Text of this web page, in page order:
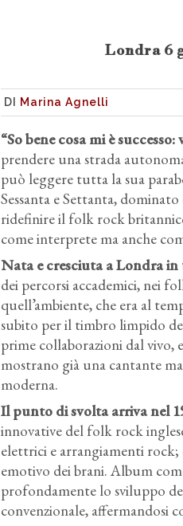
Londra 6
DI Marina Agnelli
“So bene cosa mi è
prendere una strada
può leggere tutta la sua
Sessanta e Settanta,
ridefinire il folk rock
come interprete ma anche
Nata e cresciuta a Londra
dei percorsi accademici, nei
quell’ambiente, che era al
subito per il timbro limpido
prime collaborazioni dal
mostrano già una cantante
moderna.
Il punto di svolta arriva nel
innovative del folk rock
elettrici e arrangiamenti rock;
emotivo dei brani. Album
profondamente lo sviluppo
convenzionale, affermandosi